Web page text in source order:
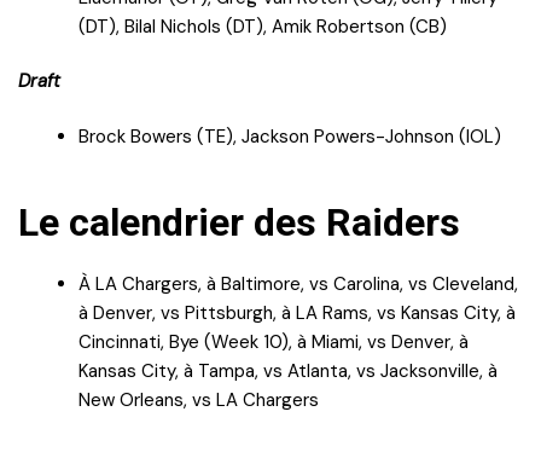
(DT), Bilal Nichols (DT), Amik Robertson (CB)
Draft
Brock Bowers (TE), Jackson Powers-Johnson (IOL)
Le calendrier des Raiders
À LA Chargers, à Baltimore, vs Carolina, vs Cleveland,
à Denver, vs Pittsburgh, à LA Rams, vs Kansas City, à
Cincinnati, Bye (Week 10), à Miami, vs Denver, à
Kansas City, à Tampa, vs Atlanta, vs Jacksonville, à
New Orleans, vs LA Chargers